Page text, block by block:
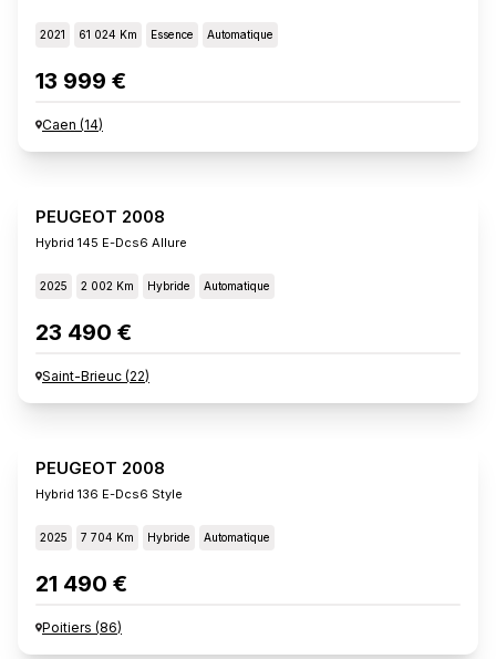
2021 61 024 Km Essence Automatique
13 999 €
Caen (14)
PEUGEOT 2008
Hybrid 145 E-Dcs6 Allure
2025 2 002 Km Hybride Automatique
23 490 €
Saint-Brieuc (22)
PEUGEOT 2008
Hybrid 136 E-Dcs6 Style
2025 7 704 Km Hybride Automatique
21 490 €
Poitiers (86)